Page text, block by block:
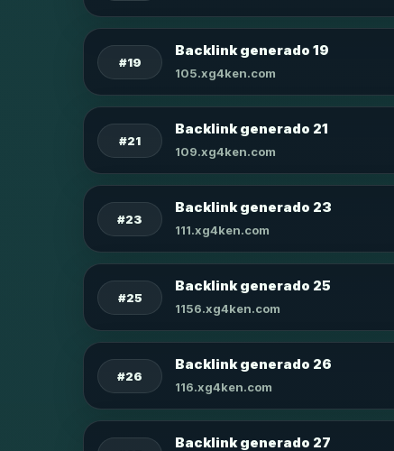
#19
Backlink generado 19
105.xg4ken.com
#21
Backlink generado 21
109.xg4ken.com
#23
Backlink generado 23
111.xg4ken.com
#25
Backlink generado 25
1156.xg4ken.com
#26
Backlink generado 26
116.xg4ken.com
Backlink generado 27